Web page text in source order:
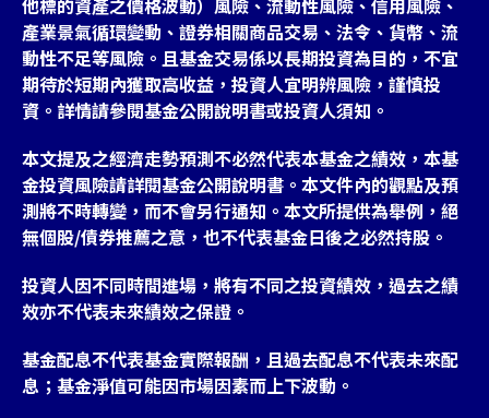
產業景氣循環變動、證券相關商品交易、法令、貨幣、流
動性不足等風險。且基金交易係以長期投資為目的，不宜
期待於短期內獲取高收益，投資人宜明辨風險，謹慎投
資。詳情請參閱基金公開說明書或投資人須知。
本文提及之經濟走勢預測不必然代表本基金之績效，本基
金投資風險請詳閱基金公開說明書。本文件內的觀點及預
測將不時轉變，而不會另行通知。本文所提供為舉例，絕
無個股/債券推薦之意，也不代表基金日後之必然持股。
投資人因不同時間進場，將有不同之投資績效，過去之績
效亦不代表未來績效之保證。
基金配息不代表基金實際報酬，且過去配息不代表未來配
息；基金淨值可能因市場因素而上下波動。